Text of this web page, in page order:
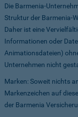
Die Barmenia-
Struktur der Barmenia-
Daher ist eine
Informationen oder
Animationsdateien)
Unternehmen nicht
Marken: Soweit nichts
Markenzeichen auf
der Barmenia